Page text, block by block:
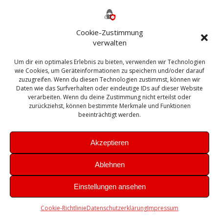
Cookie-Zustimmung
verwalten
Um dir ein optimales Erlebnis zu bieten, verwenden wir Technologien
wie Cookies, um Geräteinformationen zu speichern und/oder darauf
zuzugreifen. Wenn du diesen Technologien zustimmst, können wir
Daten wie das Surfverhalten oder eindeutige IDs auf dieser Website
verarbeiten. Wenn du deine Zustimmung nicht erteilst oder
zurückziehst, können bestimmte Merkmale und Funktionen
beeinträchtigt werden.
Akzeptieren
Ablehnen
Einstellungen ansehen
Cookie-RichtlinieDatenschutzerklärungImpressum
Bautagebuch
Exchange firewall Fritzbox
Microsoft
Sanierung SBS Security Server Sicherheit
Sicherung SIEM Sophos SSL Ubuntu
Update Upgrade UTM VCenter VCSA Veeam
VMWare VPN WAZUH Windows
Zertifikat
Theme